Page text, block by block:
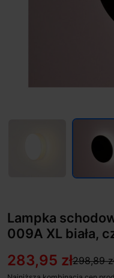
Lampka
009A XL biała,
283,95 zł298,89